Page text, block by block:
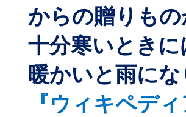
からの贈りも
十分寒いとき
暖かいと雨に
『ウィキペデ